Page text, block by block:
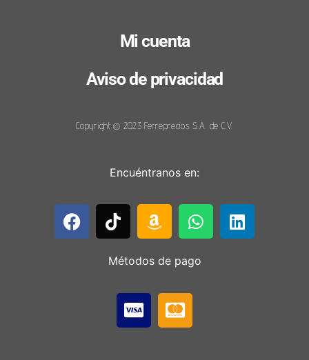
Mi cuenta
Aviso de privacidad
Copyright © 2023 Ferreprecios S.A. de C.V.
Encuéntranos en:
Métodos de pago